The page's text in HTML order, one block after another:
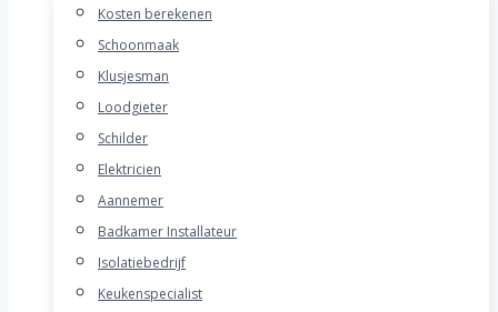
Kosten berekenen
Schoonmaak
Klusjesman
Loodgieter
Schilder
Elektricien
Aannemer
Badkamer Installateur
Isolatiebedrijf
Keukenspecialist